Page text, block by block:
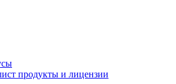
продукты и лицензии